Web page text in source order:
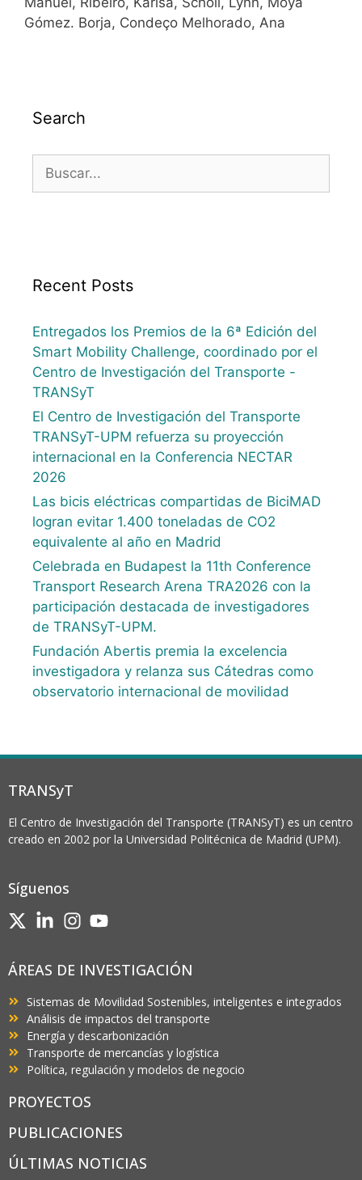
Gómez. Borja, Condeço Melhorado, Ana
Search
Recent Posts
Entregados los Premios de la 6ª Edición del
Smart Mobility Challenge, coordinado por el
Centro de Investigación del Transporte -
TRANSyT
El Centro de Investigación del Transporte
TRANSyT-UPM refuerza su proyección
internacional en la Conferencia NECTAR
2026
Las bicis eléctricas compartidas de BiciMAD
logran evitar 1.400 toneladas de CO2
equivalente al año en Madrid
Celebrada en Budapest la 11th Conference
Transport Research Arena TRA2026 con la
participación destacada de investigadores
de TRANSyT-UPM.
Fundación Abertis premia la excelencia
investigadora y relanza sus Cátedras como
observatorio internacional de movilidad
TRANSyT
El Centro de Investigación del Transporte (TRANSyT) es un centro
creado en 2002 por la Universidad Politécnica de Madrid (UPM).
Síguenos
ÁREAS DE INVESTIGACIÓN
Sistemas de Movilidad Sostenibles, inteligentes e integrados
Análisis de impactos del transporte
Energía y descarbonización
Transporte de mercancías y logística
Política, regulación y modelos de negocio
PROYECTOS
PUBLICACIONES
ÚLTIMAS NOTICIAS